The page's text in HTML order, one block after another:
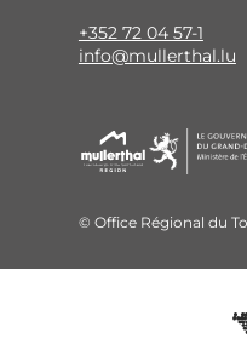
+352 72 04 57-1
info@mullerthal.lu
© Office Régional du